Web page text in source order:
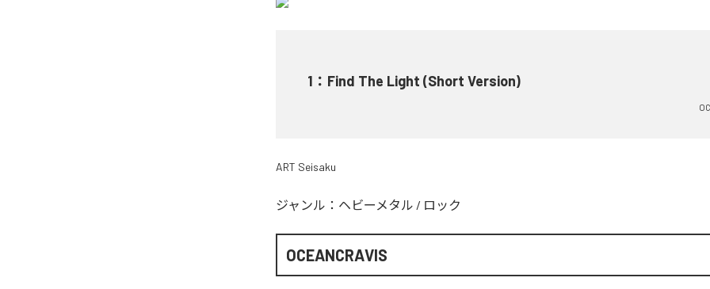
1 ： Find The Light (Short Version)
ART Seisaku
ジャンル： ヘビーメタル / ロック
OCEANCRAVIS